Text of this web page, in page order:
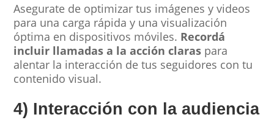
Asegurate de optimizar tus imágenes y videos
para una carga rápida y una visualización
óptima en dispositivos móviles. Recordá
incluir llamadas a la acción claras para
alentar la interacción de tus seguidores con tu
contenido visual.
4) Interacción con la audiencia